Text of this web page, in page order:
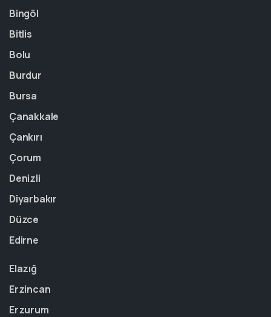
Bingöl
Bitlis
Bolu
Burdur
Bursa
Çanakkale
Çankırı
Çorum
Denizli
Diyarbakır
Düzce
Edirne
Elazığ
Erzincan
Erzurum